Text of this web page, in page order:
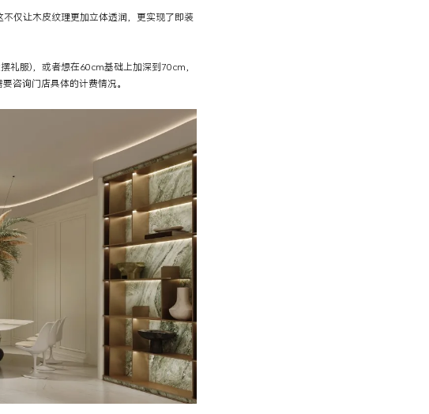
仅让木皮纹理更加立体透润，更实现了即装
服)，或者想在60cm基础上加深到70cm，
咨询门店具体的计费情况。